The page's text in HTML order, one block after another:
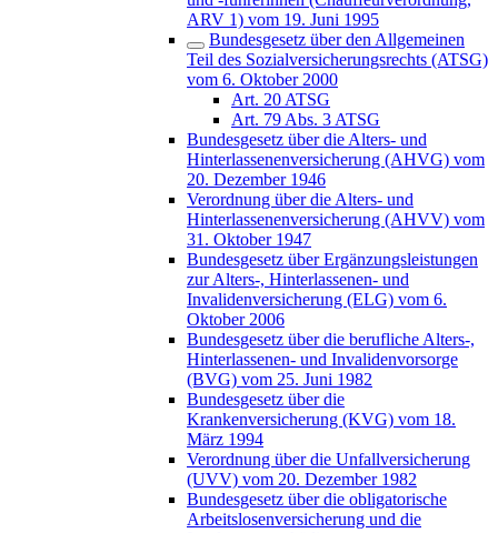
ARV 1) vom 19. Juni 1995
Bundesgesetz über den Allgemeinen
Teil des Sozialversicherungsrechts (ATSG)
vom 6. Oktober 2000
Art. 20 ATSG
Art. 79 Abs. 3 ATSG
Bundesgesetz über die Alters- und
Hinterlassenenversicherung (AHVG) vom
20. Dezember 1946
Verordnung über die Alters- und
Hinterlassenenversicherung (AHVV) vom
31. Oktober 1947
Bundesgesetz über Ergänzungsleistungen
zur Alters-, Hinterlassenen- und
Invalidenversicherung (ELG) vom 6.
Oktober 2006
Bundesgesetz über die berufliche Alters-,
Hinterlassenen- und Invalidenvorsorge
(BVG) vom 25. Juni 1982
Bundesgesetz über die
Krankenversicherung (KVG) vom 18.
März 1994
Verordnung über die Unfallversicherung
(UVV) vom 20. Dezember 1982
Bundesgesetz über die obligatorische
Arbeitslosenversicherung und die